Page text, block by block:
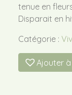
tenue en
Disparait en
Catégorie :
Ajouter